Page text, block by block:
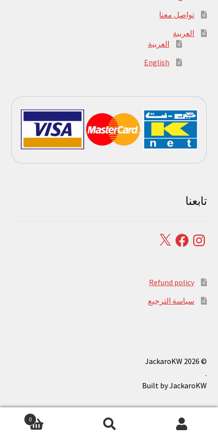
تواصل معنا
العربية
العربية
English
تابعنا
Instagram
Facebook
X
Refund policy
سياسة الترجيع
© JackaroKW 2026
.
0